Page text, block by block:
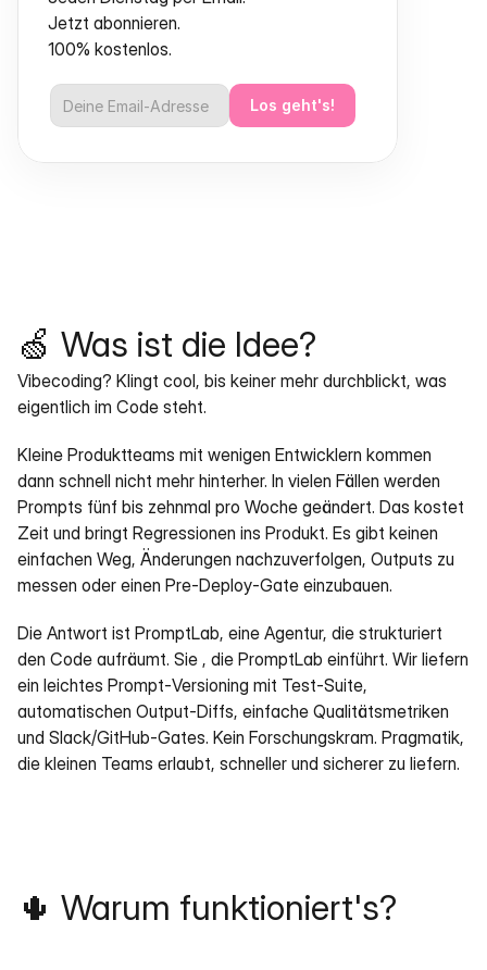
🍏 Was ist die Idee?
Vibecoding? Klingt cool, bis keiner mehr durchblickt, was
eigentlich im Code steht.
Kleine Produktteams mit wenigen Entwicklern kommen
dann schnell nicht mehr hinterher. In vielen Fällen werden
Prompts fünf bis zehnmal pro Woche geändert. Das kostet
Zeit und bringt Regressionen ins Produkt. Es gibt keinen
einfachen Weg, Änderungen nachzuverfolgen, Outputs zu
messen oder einen Pre‑Deploy‑Gate einzubauen.
Die Antwort ist PromptLab, eine Agentur, die strukturiert
den Code aufräumt. Sie , die PromptLab einführt. Wir liefern
ein leichtes Prompt‑Versioning mit Test‑Suite,
automatischen Output‑Diffs, einfache Qualitätsmetriken
und Slack/GitHub‑Gates. Kein Forschungskram. Pragmatik,
die kleinen Teams erlaubt, schneller und sicherer zu liefern.
🌵 Warum funktioniert's?
Jetzt abonnieren.
100% kostenlos.
Los geht's!